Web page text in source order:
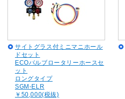
サイトグラス付ミニマニホール
ドセット
ECOバルブロータリーホースセ
ット
ロングタイプ
SGM-ELR
￥50,000(税抜)